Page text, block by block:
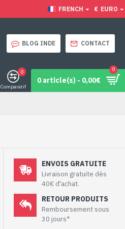
FRENCH € EURO
BLOG INDE CONTACT
Comparatif
0
0 article(s) - 0,00€
0
ENVOIS GRATUITE
Livraison gratuite dès
40€ d'achat.
RETOUR PRODUITS
Remboursement sous
30 jours*